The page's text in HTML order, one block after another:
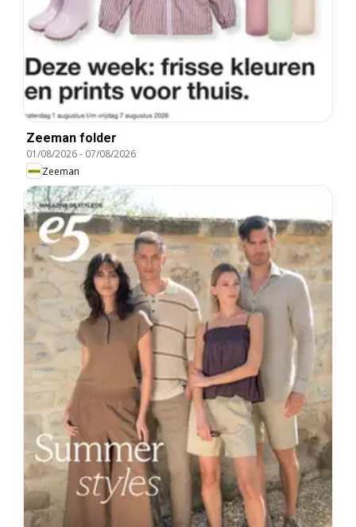
Zeeman folder
01/08/2026- 07/08/2026
Zeeman